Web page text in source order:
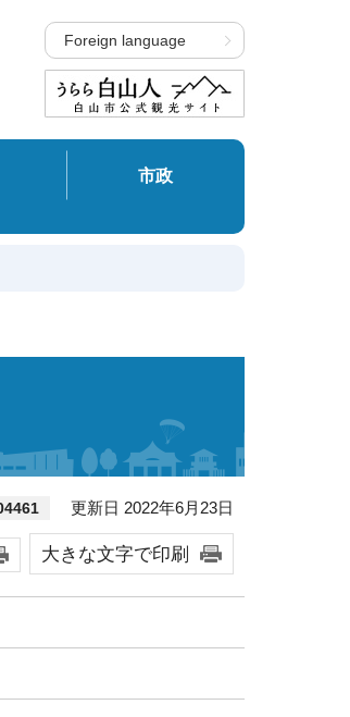
Foreign language
市政
更新日 2022年6月23日
大きな文字で印刷